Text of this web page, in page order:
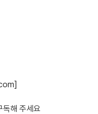
해 주세요